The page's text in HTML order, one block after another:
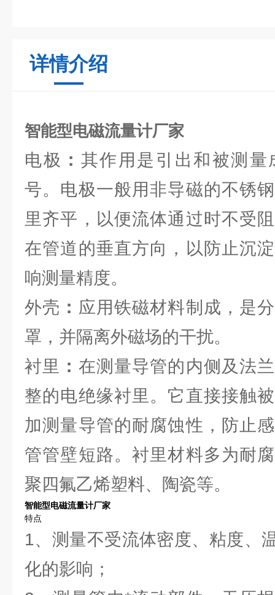
详情介绍
智能型电磁流量计厂家
电极 ： 其作用是引出和被测
号。电极一般用非导磁的不锈
里齐平，以便流体通过时不受
在管道的垂直方向，以防止沉
响测量精度。
外壳 ： 应用铁磁材料制成，是
罩，并隔离外磁场的干扰。
衬里 ： 在测量导管的内侧及法
整的电绝缘衬里。它直接接触
加测量导管的耐腐蚀性，防止
管管壁短路。衬里材料多为耐
聚四氟乙烯塑料、陶瓷等。
智能型电磁流量计厂家
特点
1、测量不受流体密度、粘度、
化的影响；